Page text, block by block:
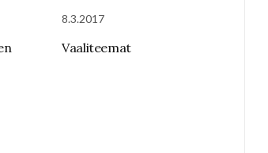
8.3.2017
Vaaliteemat